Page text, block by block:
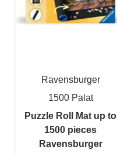
Ravensburger
1500 Palat
Puzzle Roll Mat up to
1500 pieces
Ravensburger